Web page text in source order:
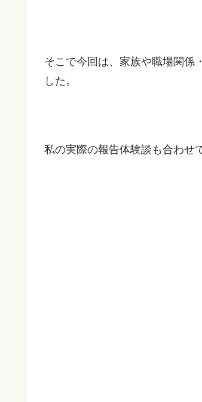
そこで今回は、家族や職場関係
した。
私の実際の報告体験談も合わせ